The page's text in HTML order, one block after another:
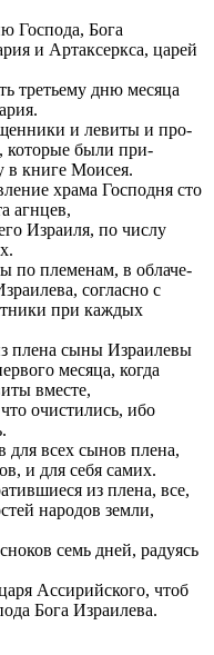
Го­с­по­да, Бога
и Артаксеркса, царей
третьему дню месяца
и левиты и про­
которые были при­
в книге Мо­исея.
храма Го­с­по­дня сто
агнцев,
Израиля, по числу
по племенам, в облаче­
согласно с
при каждых
плена сыны Израилевы
месяца, когда
вместе,
очистились, ибо
для всех сынов плена,
и для себя самих.
из плена, все,
народов земли,
семь дней, радуясь
Ассирийского, чтоб
Бога Израилева.